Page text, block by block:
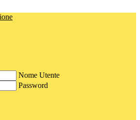
Nome Utente
Password